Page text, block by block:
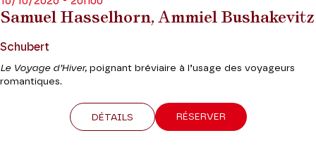
Samuel Hasselhorn, Ammiel Bushakevitz
Schubert
Le Voyage d’Hiver, poignant bréviaire à l’usage des voyageurs
romantiques.
DÉTAILS RÉSERVER